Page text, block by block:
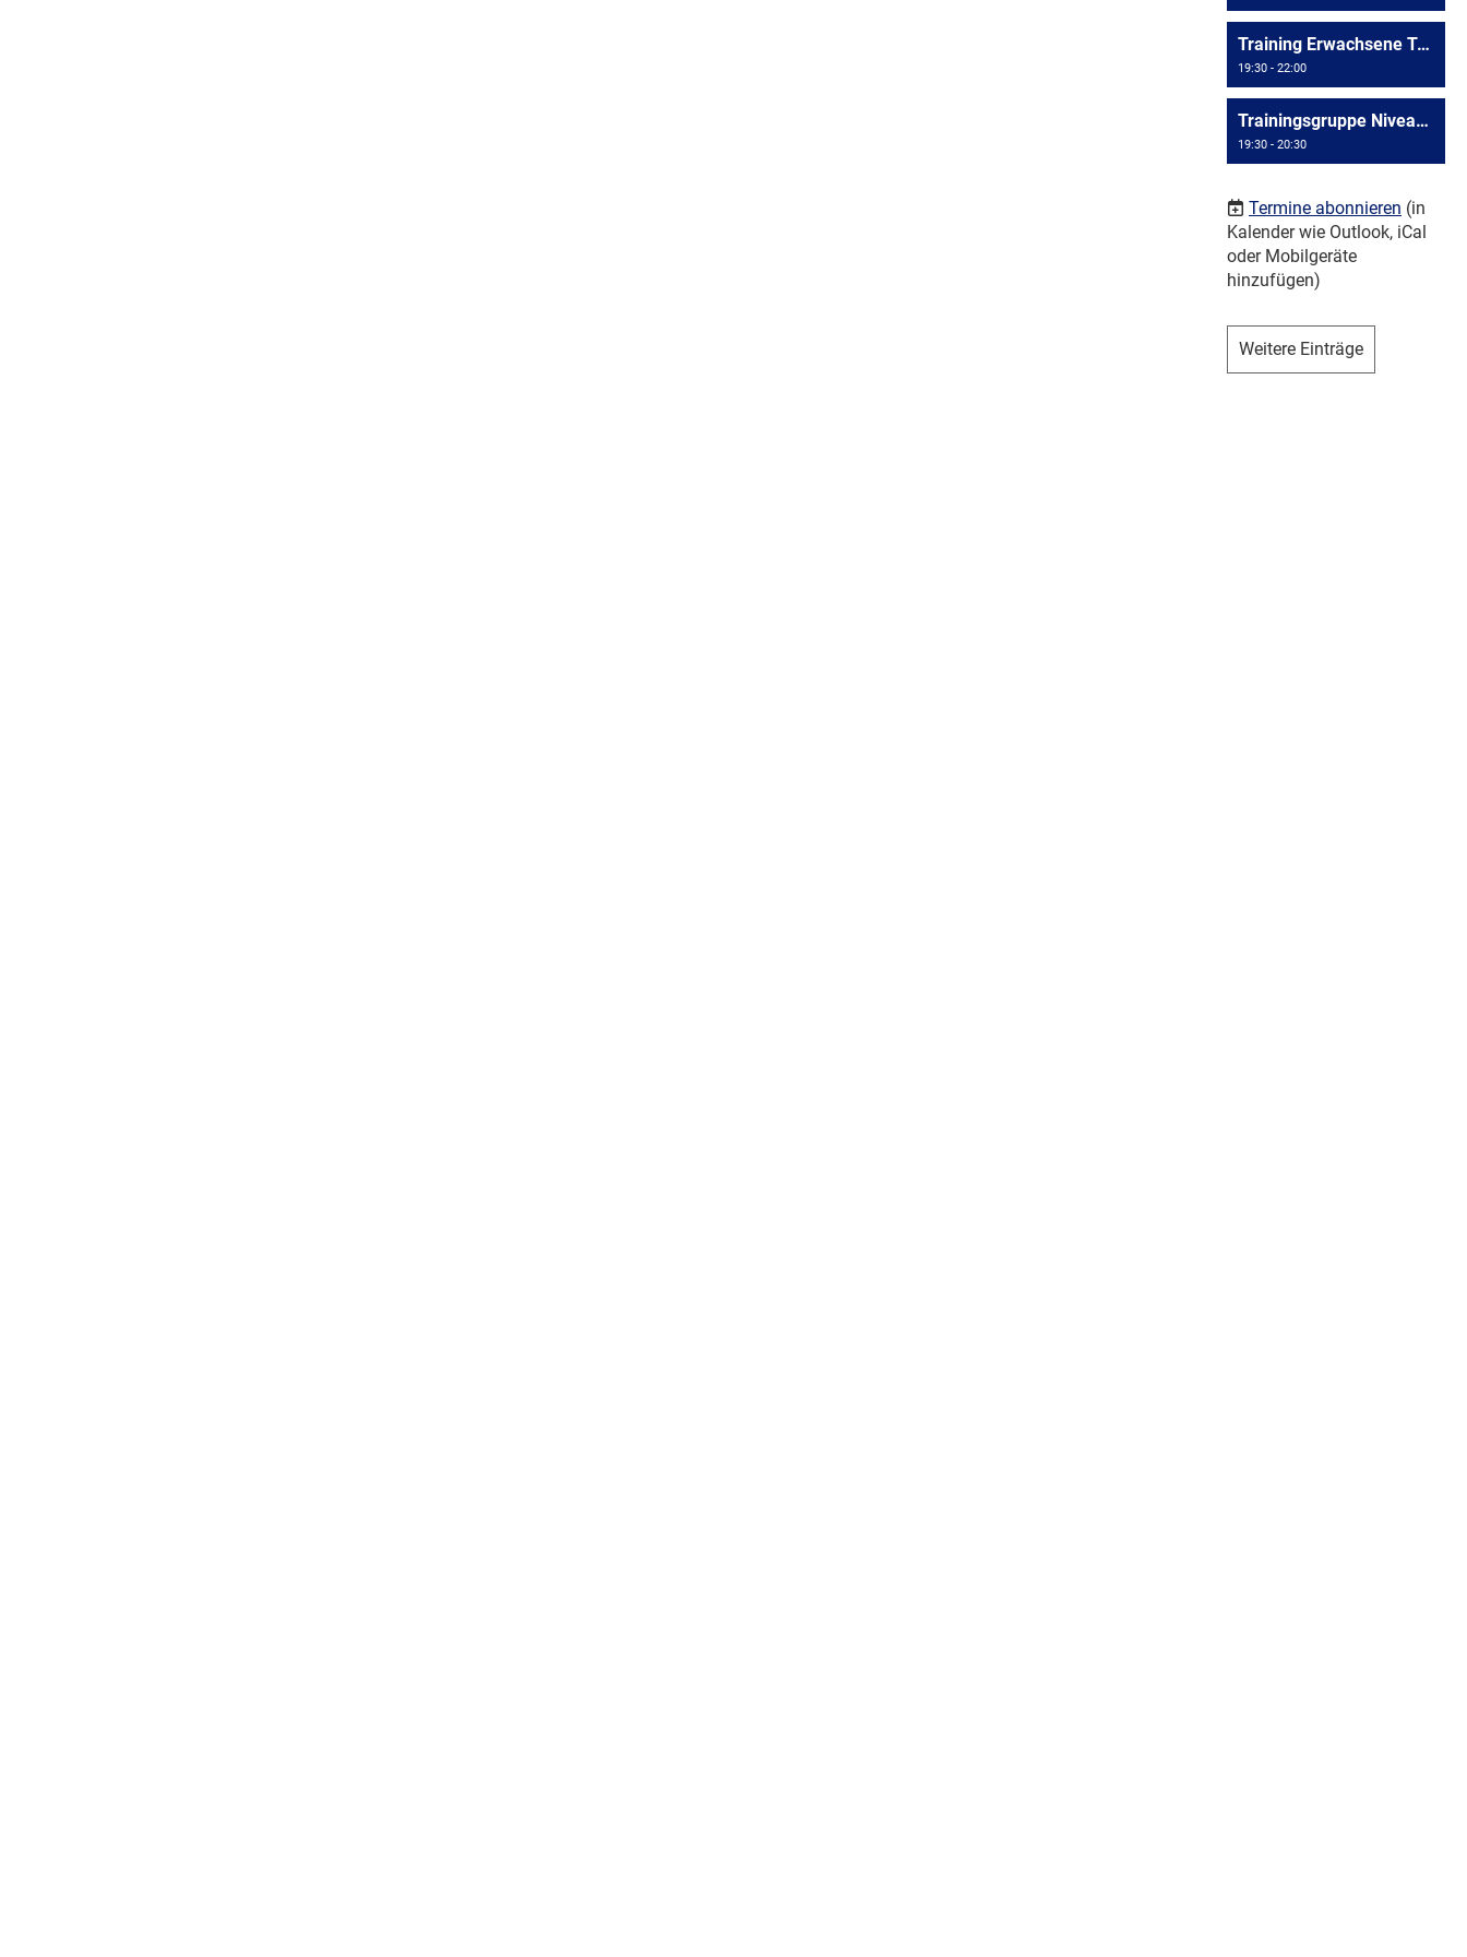
Training Erwachsene Triesen
19:30 - 22:00
Trainingsgruppe Niveau >= D4
19:30 - 20:30
Termine abonnieren (in
Kalender wie Outlook, iCal
oder Mobilgeräte
hinzufügen)
Weitere Einträge